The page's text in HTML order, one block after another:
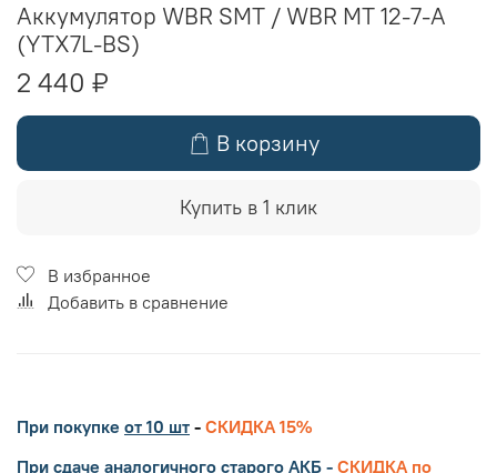
Аккумулятор WBR SMT / WBR MT 12-7-A
(YTX7L-BS)
2 440 ₽
В корзину
Купить в 1 клик
В избранное
Добавить в сравнение
При покупке от 10 шт - СКИДКА 15%
При сдаче аналогичного старого АКБ - СКИДКА по